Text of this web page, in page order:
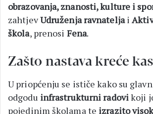
obrazovanja, znanosti, kulture i
zahtjevUdruženja ravnateljai
škola, prenosi Fena.
Zašto nastava kreće
U priopćenju se ističe kako su
odgodu infrastrukturni radovikoji
pojedinim školama te izrazito